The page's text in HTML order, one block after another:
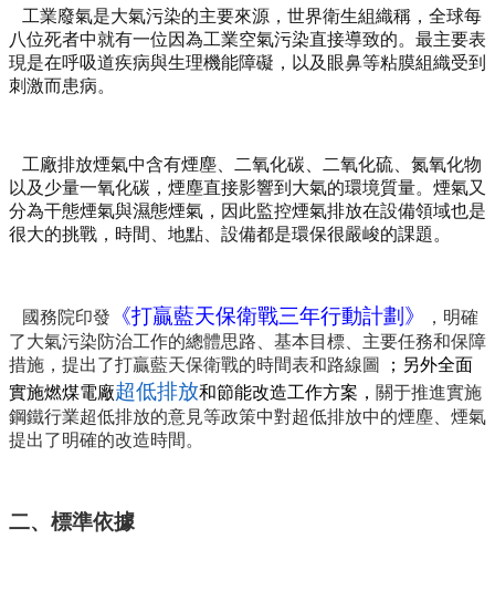
工業廢氣是大氣污染的主要來源，世界衛生組織稱，全球每
八位死者中就有一位因為工業空氣污染直接導致的。最主要表
現是在呼吸道疾病與生理機能障礙，以及眼鼻等粘膜組織受到
刺激而患病。
工廠排放煙氣中含有煙塵、二氧化碳、二氧化硫、氮氧化物
以及少量一氧化碳，煙塵直接影響到大氣的環境質量。 煙氣又
分為干態煙氣與濕態煙氣，因此監控煙氣排放在設備領域也是
很大的挑戰，時間、地點、設備都是環保很嚴峻的課題。
國務院印發 《打贏藍天保衛戰三年行動計劃》
，明確
了大氣污染防治工作的總體思路、基本目標、主要任務和保障
措施，提出了打贏藍天保衛戰的時間表和路線圖
；另外全面
實施燃煤電廠超低排放和節能改造工作方案 ， 關于推進實施
鋼鐵行業超低排放的意見等政策中對超低排放中的煙塵、煙氣
提出了明確的改造時間。
二、標準依據